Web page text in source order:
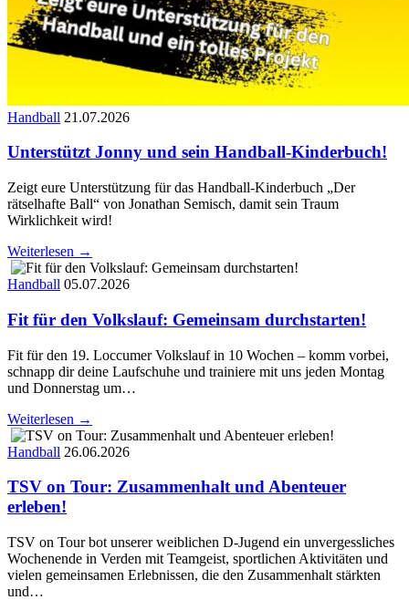
Handball 21.07.2026
Unterstützt Jonny und sein Handball-Kinderbuch!
Zeigt eure Unterstützung für das Handball-Kinderbuch „Der
rätselhafte Ball“ von Jonathan Semisch, damit sein Traum
Wirklichkeit wird!
Weiterlesen →
Handball 05.07.2026
Fit für den Volkslauf: Gemeinsam durchstarten!
Fit für den 19. Loccumer Volkslauf in 10 Wochen – komm vorbei,
schnapp dir deine Laufschuhe und trainiere mit uns jeden Montag
und Donnerstag um…
Weiterlesen →
Handball 26.06.2026
TSV on Tour: Zusammenhalt und Abenteuer
erleben!
TSV on Tour bot unserer weiblichen D-Jugend ein unvergessliches
Wochenende in Verden mit Teamgeist, sportlichen Aktivitäten und
vielen gemeinsamen Erlebnissen, die den Zusammenhalt stärkten
und…